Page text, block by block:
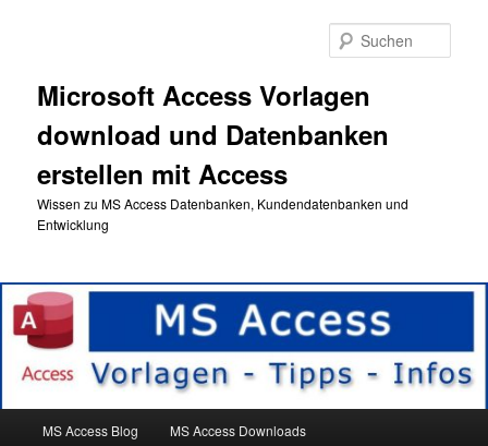
Microsoft Access Vorlagen
download und Datenbanken
erstellen mit Access
Wissen zu MS Access Datenbanken, Kundendatenbanken und
Entwicklung
MS Access Blog MS Access Downloads